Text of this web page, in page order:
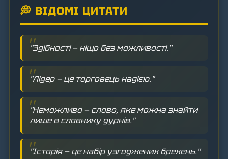
💭 ВІДОМІ ЦИТАТИ
"Здібності — ніщо без можливості."
"Лідер — це торговець надією."
"Неможливо — слово, яке можна знайти
лише в словнику дурнів."
"Історія — це набір узгоджених брехень."